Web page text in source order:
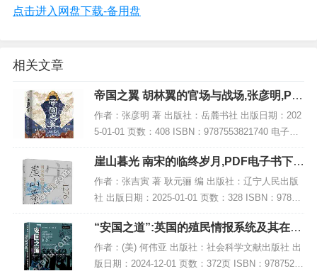
点击进入网盘下载-备用盘
相关文章
帝国之翼 胡林翼的官场与战场,张彦明,PD
F电子书网盘下载
作者：张彦明 著 出版社：岳麓书社 出版日期：202
5-01-01 页数：408 ISBN：9787553821740 电子书
大小：219MB [高清扫描版PDF格式] 内容简介 本书
聚焦于...
崖山暮光 南宋的临终岁月,PDF电子书下
载,网盘资源
作者：张吉寅 著 耿元骊 编 出版社：辽宁人民出版
社 出版日期：2025-01-01 页数：328 ISBN：97872
05111533 电子书大小：243MB [高清扫描版PDF格
式] 内...
“安国之道”:英国的殖民情报系统及其在亚
洲的扩张,PDF下载
作者：(美) 何伟亚 出版社：社会科学文献出版社 出
版日期：2024-12-01 页数：372页 ISBN：97875228